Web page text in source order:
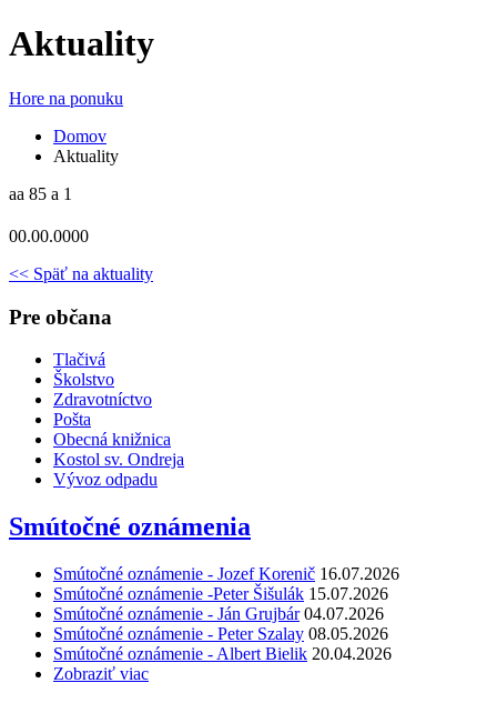
Aktuality
Hore na ponuku
Domov
Aktuality
aa 85 a 1
00.00.0000
<< Späť na aktuality
Pre občana
Tlačivá
Školstvo
Zdravotníctvo
Pošta
Obecná knižnica
Kostol sv. Ondreja
Vývoz odpadu
Smútočné oznámenia
Smútočné oznámenie - Jozef Korenič 16.07.2026
Smútočné oznámenie -Peter Šišulák 15.07.2026
Smútočné oznámenie - Ján Grujbár04.07.2026
Smútočné oznámenie - Peter Szalay 08.05.2026
Smútočné oznámenie - Albert Bielik 20.04.2026
Zobraziť viac